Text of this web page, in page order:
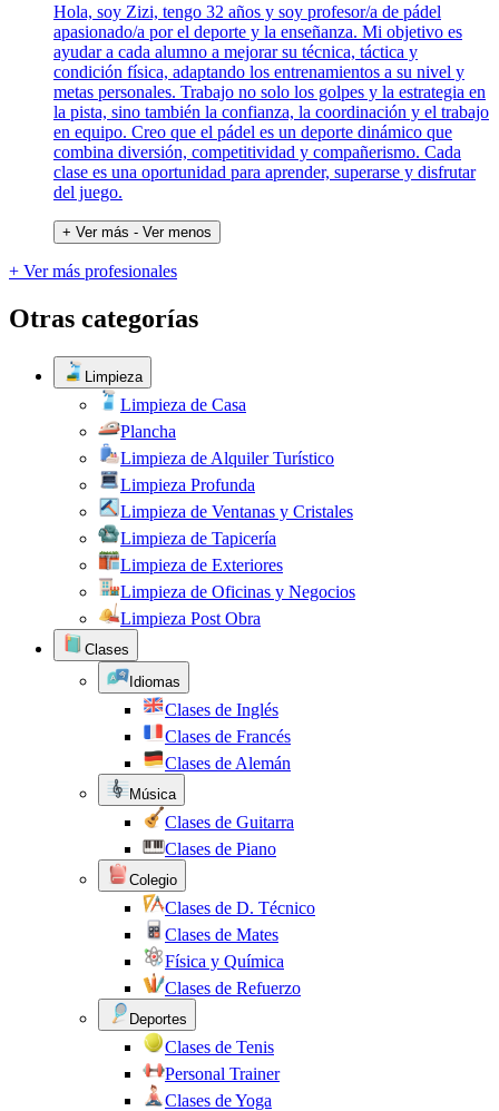
Hola, soy Zizi, tengo 32 años y soy profesor/a de pádel
apasionado/a por el deporte y la enseñanza. Mi objetivo es
ayudar a cada alumno a mejorar su técnica, táctica y
condición física, adaptando los entrenamientos a su nivel y
metas personales. Trabajo no solo los golpes y la estrategia en
la pista, sino también la confianza, la coordinación y el trabajo
en equipo. Creo que el pádel es un deporte dinámico que
combina diversión, competitividad y compañerismo. Cada
clase es una oportunidad para aprender, superarse y disfrutar
del juego.
+ Ver más - Ver menos
+ Ver más profesionales
Otras categorías
Limpieza
Limpieza de Casa
Plancha
Limpieza de Alquiler Turístico
Limpieza Profunda
Limpieza de Ventanas y Cristales
Limpieza de Tapicería
Limpieza de Exteriores
Limpieza de Oficinas y Negocios
Limpieza Post Obra
Clases
Idiomas
Clases de Inglés
Clases de Francés
Clases de Alemán
Música
Clases de Guitarra
Clases de Piano
Colegio
Clases de D. Técnico
Clases de Mates
Física y Química
Clases de Refuerzo
Deportes
Clases de Tenis
Personal Trainer
Clases de Yoga